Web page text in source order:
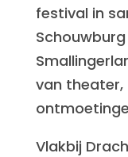
festival in
van theater,
Vlakbij